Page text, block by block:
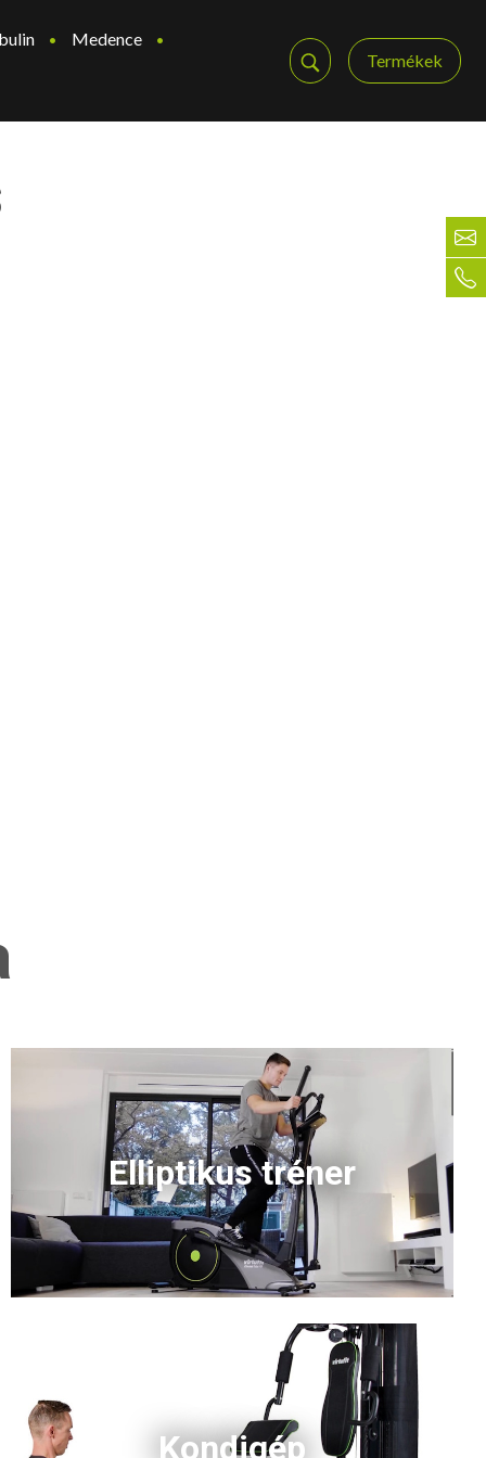
Medence
Termékek
Elliptikus tréner
Kondigép